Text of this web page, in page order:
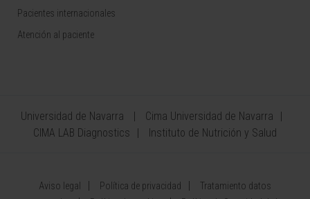
Pacientes internacionales
Atención al paciente
Universidad de Navarra
Cima Universidad de Navarra
CIMA LAB Diagnostics
Instituto de Nutrición y Salud
Aviso legal Política de privacidad
Tratamiento datos